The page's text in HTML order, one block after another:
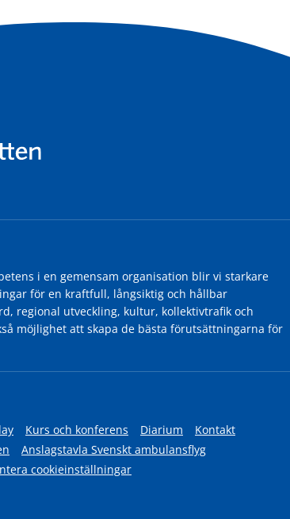
i en gemensam organisation blir vi starkare
för en kraftfull, långsiktig och hållbar
regional utveckling, kultur, kollektivtrafik och
möjlighet att skapa de bästa förutsättningarna för
Kurs och konferens Diarium
Kontakt
Anslagstavla Svenskt ambulansflyg
cookieinställningar